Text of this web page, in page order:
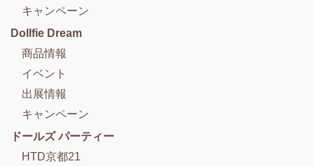
キャンペーン
Dollfie Dream
商品情報
イベント
出展情報
キャンペーン
ドールズ パーティー
HTD京都21